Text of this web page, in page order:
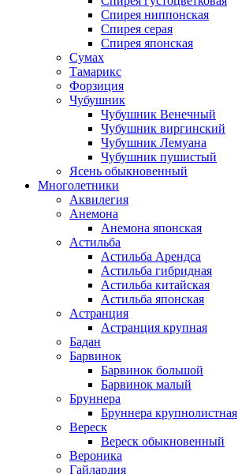
Спирея ниппонская
Спирея серая
Спирея японская
Сумах
Тамарикс
Форзиция
Чубушник
Чубушник Венечный
Чубушник виргинский
Чубушник Лемуана
Чубушник пушистый
Ясень обыкновенный
Многолетники
Аквилегия
Анемона
Анемона японская
Астильба
Астильба Арендса
Астильба гибридная
Астильба китайская
Астильба японская
Астранция
Астранция крупная
Бадан
Барвинок
Барвинок большой
Барвинок малый
Бруннера
Бруннера крупнолистная
Вереск
Вереск обыкновенный
Вероника
Гайлардия